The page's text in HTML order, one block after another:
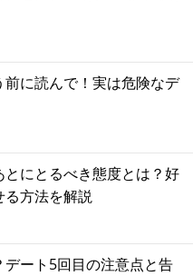
に読んで！実は危険なデ
にとるべき態度とは？好
る方法を解説
ート5回目の注意点と告